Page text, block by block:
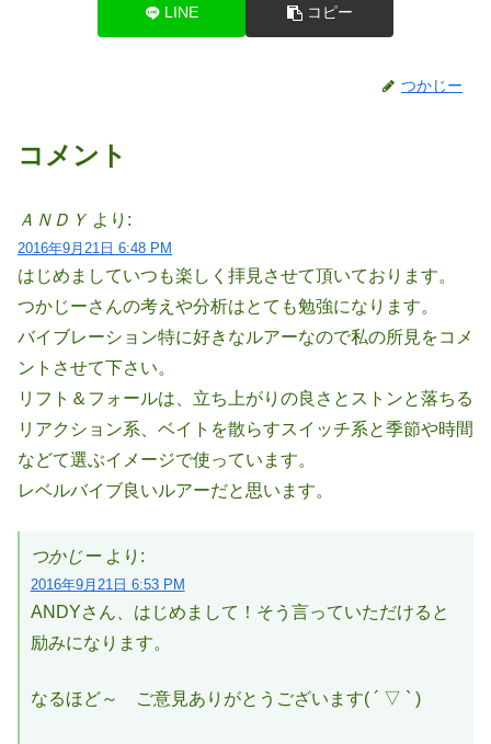
LINE コピー
つかじー
コメント
ＡＮＤＹ より:
2016年9月21日 6:48 PM
はじめましていつも楽しく拝見させて頂いております。
つかじーさんの考えや分析はとても勉強になります。
バイブレーション特に好きなルアーなので私の所見をコメ
ントさせて下さい。
リフト＆フォールは、立ち上がりの良さとストンと落ちる
リアクション系、ベイトを散らすスイッチ系と季節や時間
などて選ぶイメージで使っています。
レベルバイブ良いルアーだと思います。
つかじー より:
2016年9月21日 6:53 PM
ANDYさん、はじめまして！そう言っていただけると
励みになります。
なるほど～ ご意見ありがとうございます( ´ ▽ ` )